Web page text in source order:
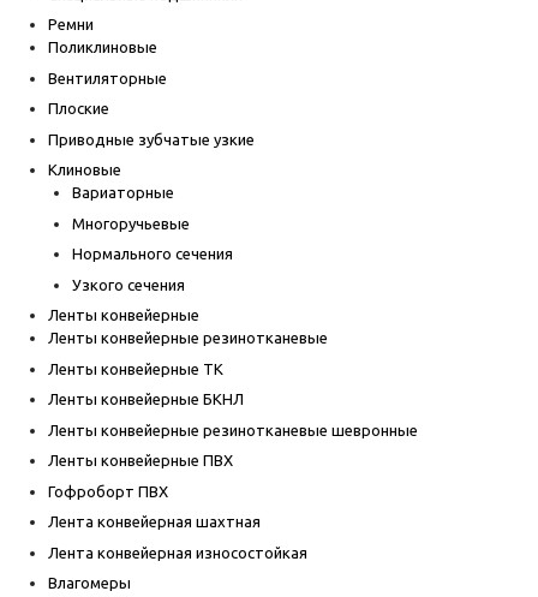
Ремни
Поликлиновые
Вентиляторные
Плоские
Приводные зубчатые узкие
Клиновые
Вариаторные
Многоручьевые
Нормального сечения
Узкого сечения
Ленты конвейерные
Ленты конвейерные резинотканевые
Ленты конвейерные ТК
Ленты конвейерные БКНЛ
Ленты конвейерные резинотканевые шевронные
Ленты конвейерные ПВХ
Гофроборт ПВХ
Лента конвейерная шахтная
Лента конвейерная износостойкая
Влагомеры